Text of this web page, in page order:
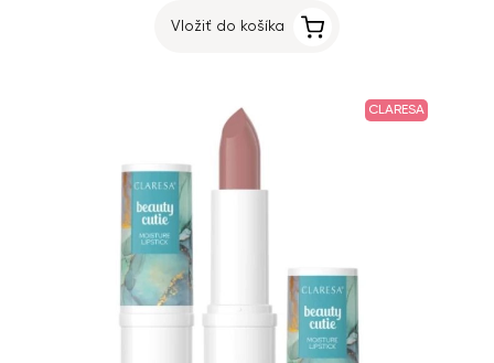
Vložiť do košíka
CLARESA